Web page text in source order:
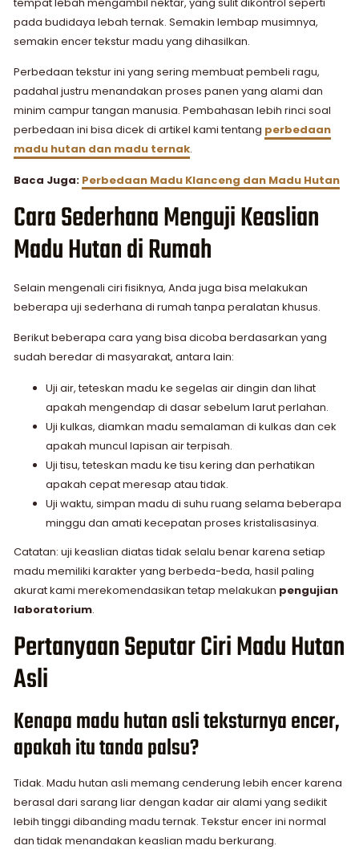
pada budidaya lebah ternak. Semakin lembap musimnya,
semakin encer tekstur madu yang dihasilkan.
Perbedaan tekstur ini yang sering membuat pembeli ragu,
padahal justru menandakan proses panen yang alami dan
minim campur tangan manusia. Pembahasan lebih rinci soal
perbedaan ini bisa dicek di artikel kami tentang perbedaan
madu hutan dan madu ternak.
Baca Juga: Perbedaan Madu Klanceng dan Madu Hutan
Cara Sederhana Menguji Keaslian
Madu Hutan di Rumah
Selain mengenali ciri fisiknya, Anda juga bisa melakukan
beberapa uji sederhana di rumah tanpa peralatan khusus.
Berikut beberapa cara yang bisa dicoba berdasarkan yang
sudah beredar di masyarakat, antara lain:
Uji air, teteskan madu ke segelas air dingin dan lihat
apakah mengendap di dasar sebelum larut perlahan.
Uji kulkas, diamkan madu semalaman di kulkas dan cek
apakah muncul lapisan air terpisah.
Uji tisu, teteskan madu ke tisu kering dan perhatikan
apakah cepat meresap atau tidak.
Uji waktu, simpan madu di suhu ruang selama beberapa
minggu dan amati kecepatan proses kristalisasinya.
Catatan: uji keaslian diatas tidak selalu benar karena setiap
madu memiliki karakter yang berbeda-beda, hasil paling
akurat kami merekomendasikan tetap melakukan pengujian
laboratorium.
Pertanyaan Seputar Ciri Madu Hutan
Asli
Kenapa madu hutan asli teksturnya encer,
apakah itu tanda palsu?
Tidak. Madu hutan asli memang cenderung lebih encer karena
berasal dari sarang liar dengan kadar air alami yang sedikit
lebih tinggi dibanding madu ternak. Tekstur encer ini normal
dan tidak menandakan keaslian madu berkurang.